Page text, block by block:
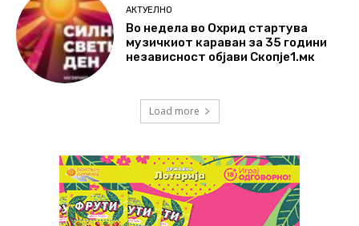
АКТУЕЛНО
Во недела во Охрид стартува
музичкиот караван за 35 години
независност објави Скопје1.мк
Load more